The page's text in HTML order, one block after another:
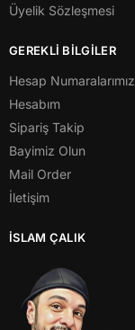
Üyelik Sözleşmesi
GEREKLİ BİLGİLER
Hesap Numaralarımız
Hesabım
Sipariş Takip
Bayimiz Olun
Mail Order
İletişim
İSLAM ÇALIK